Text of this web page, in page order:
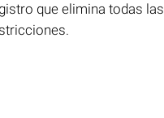
que elimina todas las